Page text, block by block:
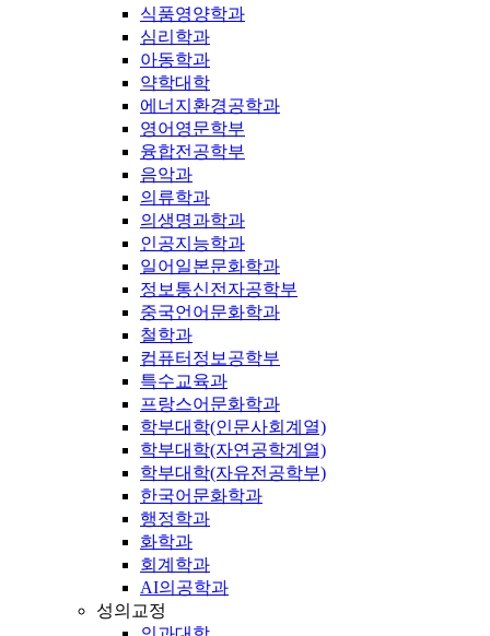
식품영양학과
심리학과
아동학과
약학대학
에너지환경공학과
영어영문학부
융합전공학부
음악과
의류학과
의생명과학과
인공지능학과
일어일본문화학과
정보통신전자공학부
중국언어문화학과
철학과
컴퓨터정보공학부
특수교육과
프랑스어문화학과
학부대학(인문사회계열)
학부대학(자연공학계열)
학부대학(자유전공학부)
한국어문화학과
행정학과
화학과
회계학과
AI의공학과
성의교정